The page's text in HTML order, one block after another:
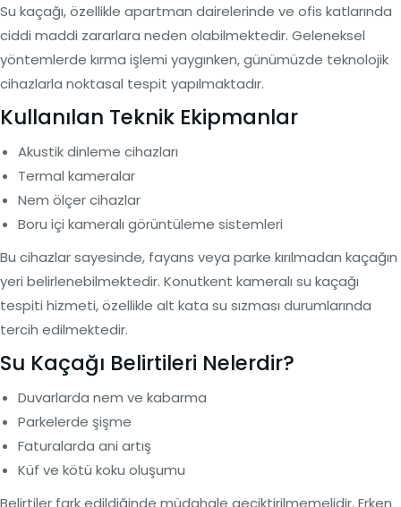
Su kaçağı, özellikle apartman dairelerinde ve ofis katlarında
ciddi maddi zararlara neden olabilmektedir. Geleneksel
yöntemlerde kırma işlemi yaygınken, günümüzde teknolojik
cihazlarla noktasal tespit yapılmaktadır.
Kullanılan Teknik Ekipmanlar
Akustik dinleme cihazları
Termal kameralar
Nem ölçer cihazlar
Boru içi kameralı görüntüleme sistemleri
Bu cihazlar sayesinde, fayans veya parke kırılmadan kaçağın
yeri belirlenebilmektedir. Konutkent kameralı su kaçağı
tespiti hizmeti, özellikle alt kata su sızması durumlarında
tercih edilmektedir.
Su Kaçağı Belirtileri Nelerdir?
Duvarlarda nem ve kabarma
Parkelerde şişme
Faturalarda ani artış
Küf ve kötü koku oluşumu
Belirtiler fark edildiğinde müdahale geciktirilmemelidir. Erken